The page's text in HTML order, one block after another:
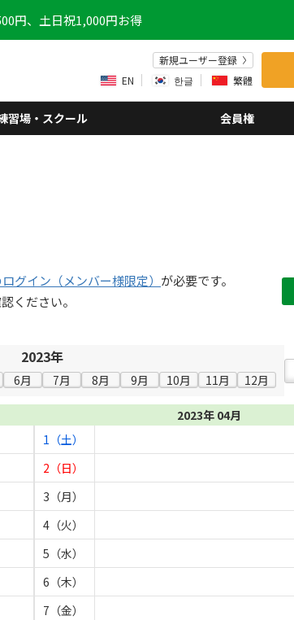
円、土日祝1,000円お得
新規ユーザー登録
EN
한글 繁體
習場・スクール 会員権
グイン（メンバー様限定） が必要です。
ください。
2023年
6月 7月 8月 9月 10月 11月 12月
2023年 04月
1（土）
2（日）
3（月）
4（火）
5（水）
6（木）
7（金）